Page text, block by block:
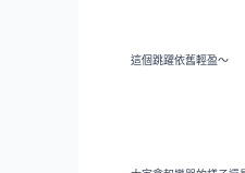
這個跳躍依舊輕盈～